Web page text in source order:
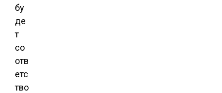
бу
де
т
со
отв
етс
тво